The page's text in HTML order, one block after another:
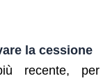
la cessione
recente, per